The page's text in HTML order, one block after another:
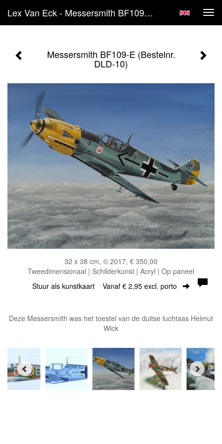
Lex Van Eck - Messersmith BF109-E (Bestelnr. DLD-10)
Messersmith BF109-E (Bestelnr.
DLD-10)
32 x 38 cm, © 2017, € 350,00
Tweedimensionaal | Schilderkunst | Acryl | Op paneel
Stuur als kunstkaart Vanaf € 2,95 excl. porto
Deze Messersmith was het toestel van de duitse luchtaas Helmut
Wick